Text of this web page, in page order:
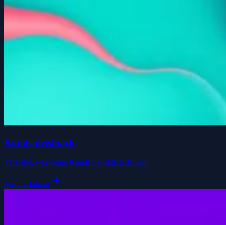
Kundenfeedback
Verstehe, was deine Kunden wirklich denken
Mehr erfahren